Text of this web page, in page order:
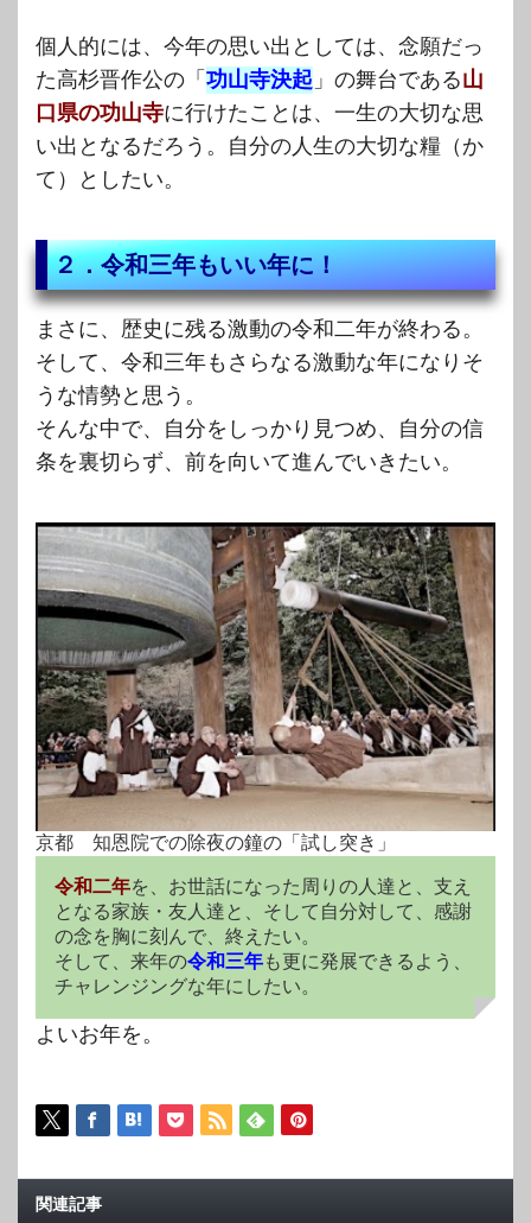
個人的には、今年の思い出としては、念願だっ
た高杉晋作公の「 功山寺決起 」の舞台である山
口県の功山寺に行けたことは、一生の大切な思
い出となるだろう。自分の人生の大切な糧（か
て）としたい。
２．令和三年もいい年に！
まさに、歴史に残る激動の令和二年が終わる。
そして、令和三年もさらなる激動な年になりそ
うな情勢と思う。
そんな中で、自分をしっかり見つめ、自分の信
条を裏切らず、前を向いて進んでいきたい。
京都 知恩院での除夜の鐘の「試し突き」
令和二年を、お世話になった周りの人達と、支え
となる家族・友人達と、そして自分対して、感謝
の念を胸に刻んで、終えたい。
そして、来年の令和三年も更に発展できるよう、
チャレンジングな年にしたい。
よいお年を。
関連記事